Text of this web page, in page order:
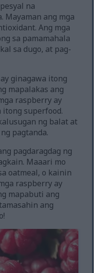
na
Mayaman ang mga
Ang mga
sa pamamahala
sa dugo, at pag-
ginagawa itong
mapalakas ang
raspberry ay
superfood.
ng balat at
pagtanda.
pagdaragdag ng
Maaari mo
oatmeal, o kainin
raspberry ay
mapabuti ang
ang